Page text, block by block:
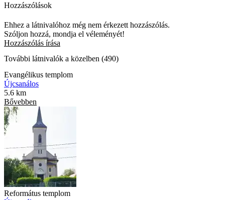
Hozzászólások
Ehhez a látnivalóhoz még nem érkezett hozzászólás.
Szóljon hozzá, mondja el véleményét!
Hozzászólás írása
További látnivalók a közelben (490)
Evangélikus templom
Újcsanálos
5.6 km
Bővebben
Református templom